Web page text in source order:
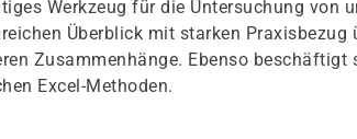
Werkzeug für die Untersuchung von
Überblick mit starken Praxisbezug
Zusammenhänge. Ebenso beschäftigt
Excel-Methoden.